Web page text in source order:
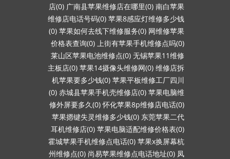
店(0) 广南县苹果维修店在哪里(0) 南白苹果
维修店电话号码(0) 苹果8感应灯维修多少钱
(0) 苹果如何去线下维修服务(0) 网维修苹果
价格表查询(0) 上街有苹果手机维修点吗(0)
莱山区苹果电池维修点(0) 无锡苹果11维修
主板店(0) 苹果14摄像头维修网(0) 维修店拆
机苹果要多少钱(0) 苹果平板维修工厂四川
(0) 赤城县苹果手机壳维修店(0) 苹果电脑维
修外屏要多久(0) 怀化苹果8p维修店电话(0)
苹果摁键失灵维修多少钱(0) 东莞苹果二代
耳机维修店(0) 苹果电脑适配维修价格表(0)
霍城苹果手机维修点电话(0) 苹果x换屏幕杭
州维修点(0) 尚易苹果维修点电话地址(0) 凤